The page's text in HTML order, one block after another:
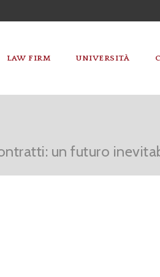
LAW FIRM UNIVERSITÀ
un futuro